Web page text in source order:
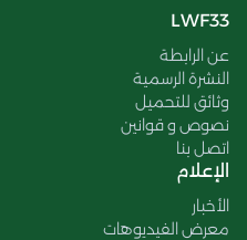
LWF33
عن الرابطة
النشرة الرسمية
وثائق للتحميل
نصوص و قوانين
اتصل بنا
الإعلام
الأخبار
معرض الفيديوهات